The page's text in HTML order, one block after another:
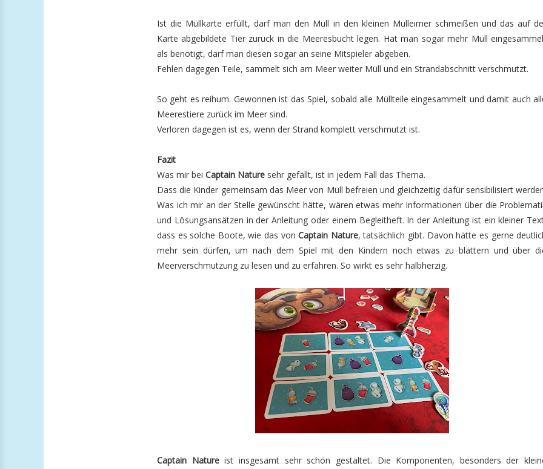
Ist die Müllkarte erfüllt, darf man den Müll in den kleinen Mülleimer schmeißen und das auf
Karte abgebildete Tier zurück in die Meeresbucht legen. Hat man sogar mehr Müll
als benötigt, darf man diesen sogar an seine Mitspieler abgeben.
Fehlen dagegen Teile, sammelt sich am Meer weiter Müll und ein Strandabschnitt verschmutzt.
So geht es reihum. Gewonnen ist das Spiel, sobald alle Müllteile eingesammelt und damit auch
Meerestiere zurück im Meer sind.
Verloren dagegen ist es, wenn der Strand komplett verschmutzt ist.
Fazit
Was mir bei Captain Nature sehr gefällt, ist in jedem Fall das Thema.
Dass die Kinder gemeinsam das Meer von Müll befreien und gleichzeitig dafür sensibilisiert
Was ich mir an der Stelle gewünscht hätte, wären etwas mehr Informationen über die
und Lösungsansätzen in der Anleitung oder einem Begleitheft. In der Anleitung ist ein kleiner
dass es solche Boote, wie das vonCaptain Nature, tatsächlich gibt. Davon hätte es gerne
mehr sein dürfen, um nach dem Spiel mit den Kindern noch etwas zu blättern und über
Meerverschmutzung zu lesen und zu erfahren. So wirkt es sehr halbherzig.
Captain Natureist insgesamt sehr schön gestaltet. Die Komponenten, besonders der